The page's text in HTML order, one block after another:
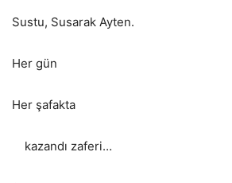
Sustu, Susarak Ayten.
Her gün
Her şafakta
kazandı zaferi…